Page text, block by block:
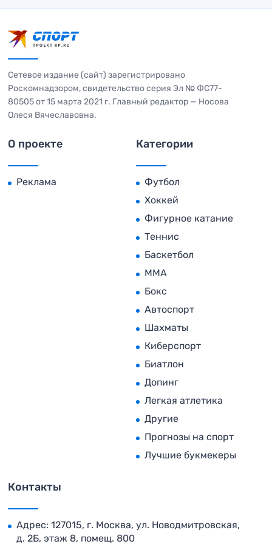
Сетевое издание (сайт) зарегистрировано
Роскомнадзором, свидетельство серия Эл № ФС77-
80505 от 15 марта 2021 г. Главный редактор — Носова
Олеся Вячеславовна.
О проекте
Реклама
Категории
Футбол
Хоккей
Фигурное катание
Теннис
Баскетбол
MMA
Бокс
Автоспорт
Шахматы
Киберспорт
Биатлон
Допинг
Легкая атлетика
Другие
Прогнозы на спорт
Лучшие букмекеры
Контакты
Адрес: 127015, г. Москва, ул. Новодмитровская,
д. 2Б, этаж 8, помещ. 800